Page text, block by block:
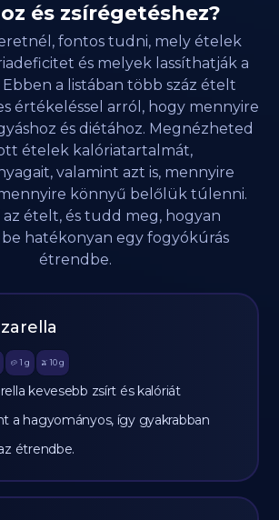
és zsírégetéshez?
fontos tudni, mely ételek
és melyek lassíthatják a
a listában több száz ételt
értékeléssel arról, hogy mennyire
és diétához. Megnézheted
ételek kalóriatartalmát,
valamint azt is, mennyire
könnyű belőlük túlenni.
az ételt, és tudd meg, hogyan
hatékonyan egy fogyókúrás
étrendbe.
🥔 1 g 🫒 10 g
kevesebb zsírt és kalóriát
a hagyományos, így gyakrabban
étrendbe.